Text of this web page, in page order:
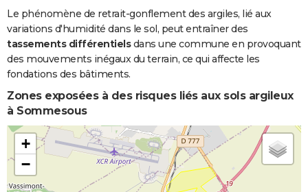
Le phénomène de retrait-gonflement des argiles, lié aux
variations d'humidité dans le sol, peut entraîner des
tassements différentielsdans une commune en provoquant
des mouvements inégaux du terrain, ce qui affecte les
fondations des bâtiments.
Zones exposées à des risques liés aux sols argileux
à Sommesous
+
−